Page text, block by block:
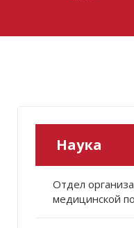
Наука
Отдел
медицинской